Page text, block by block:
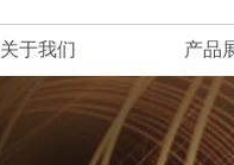
关于我们 产品